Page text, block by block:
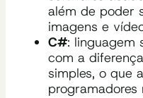
além de poder
imagens e
C#: linguagem
com a
simples, o que
programadores